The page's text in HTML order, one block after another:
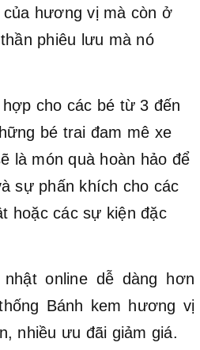
hương vị mà còn ở
phiêu lưu mà nó
cho các bé từ 3 đến
bé trai đam mê xe
là món quà hoàn hảo để
sự phấn khích cho các
hoặc các sự kiện đặc
online dễ dàng hơn
Bánh kem hương vị
nhiều ưu đãi giảm giá.